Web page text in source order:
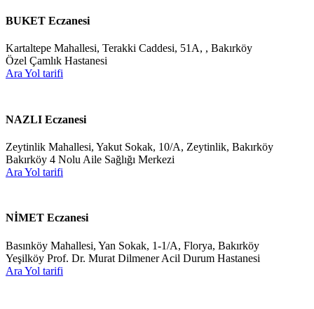
BUKET Eczanesi
Kartaltepe Mahallesi, Terakki Caddesi, 51A, , Bakırköy
Özel Çamlık Hastanesi
AraYol tarifi
NAZLI Eczanesi
Zeytinlik Mahallesi, Yakut Sokak, 10/A, Zeytinlik, Bakırköy
Bakırköy 4 Nolu Aile Sağlığı Merkezi
Ara Yol tarifi
NİMET Eczanesi
Basınköy Mahallesi, Yan Sokak, 1-1/A, Florya, Bakırköy
Yeşilköy Prof. Dr. Murat Dilmener Acil Durum Hastanesi
Ara Yol tarifi